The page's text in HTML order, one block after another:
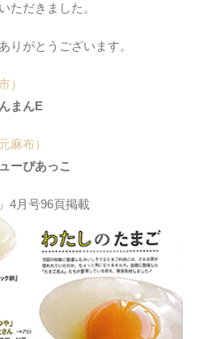
ただきました。
りがとうございます。
）
まんE
麻布）
ーぴあっこ
4月号96頁掲載